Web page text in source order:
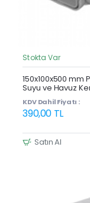
Stokta Var
150x100x500 mm
Suyu ve Havuz
KDV Dahil Fiyatı :
390,00 TL
Satın Al